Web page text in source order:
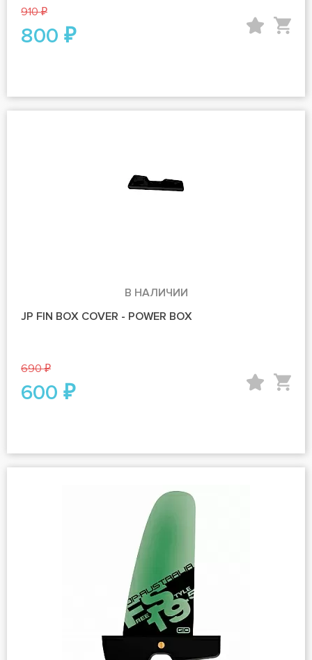
910 ₽
800 ₽
В НАЛИЧИИ
JP FIN BOX COVER - POWER BOX
690 ₽
600 ₽